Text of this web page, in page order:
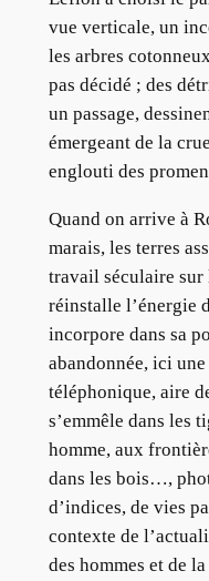
vue verticale, un
les arbres
pas décidé ; des
un passage,
émergeant de la
englouti des
Quand on arrive à
marais, les terres
travail séculaire
réinstalle l’énergie
incorpore dans sa
abandonnée, ici
téléphonique, aire
s’emmêle dans les
homme, aux
dans les bois…,
d’indices, de vies
contexte de
des hommes et de